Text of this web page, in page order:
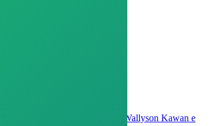
um centavo com obras. Sou o Wallyson Kawan e